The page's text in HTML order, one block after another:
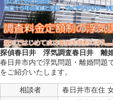
探偵春日井 浮気調査春日井
離
春日井市内で浮気問題・離婚問題
をご紹介いたします。
相談者 春日井市在住